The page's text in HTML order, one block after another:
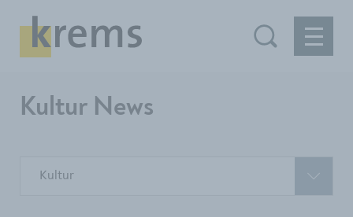
Kultur News
Kultur